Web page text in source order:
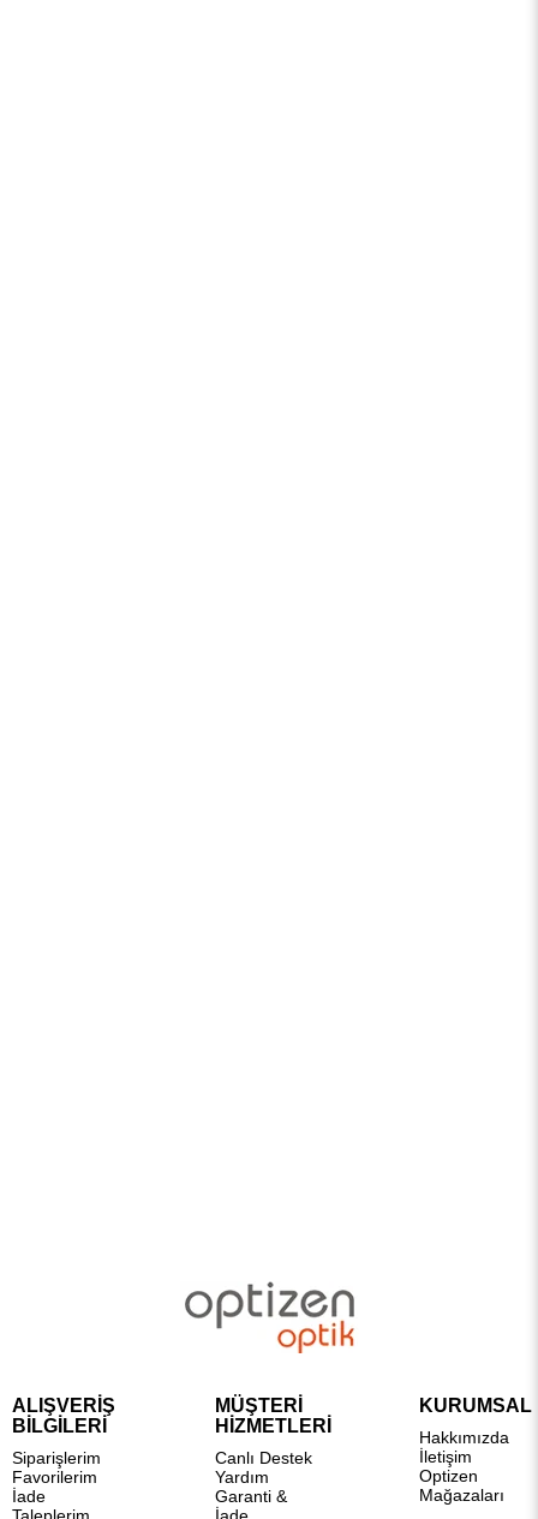
ALIŞVERİŞ
BİLGİLERİ
Siparişlerim
Favorilerim
İade
Taleplerim
MÜŞTERİ
HİZMETLERİ
Canlı Destek
Yardım
Garanti &
İade
KURUMSAL
Hakkımızda
İletişim
Optizen
Mağazaları